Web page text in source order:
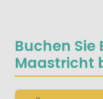
Buchen Sie
Maastricht